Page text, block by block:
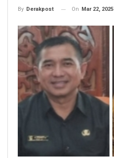
By Derakpost On Mar 22, 2025